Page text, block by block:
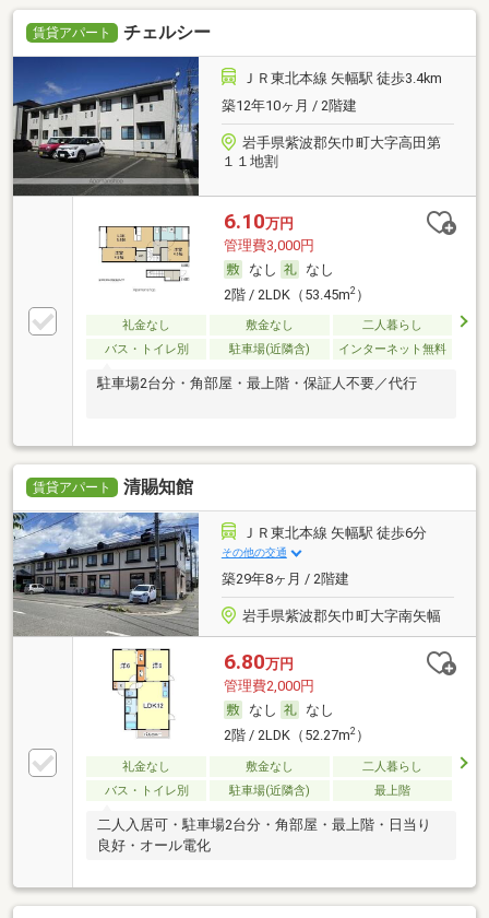
賃貸アパート チェルシー
ＪＲ東北本線 矢幅駅 徒歩3.4km
築12年10ヶ月 / 2階建
岩手県紫波郡矢巾町大字高田第
１１地割
6.10万円
管理費3,000円
なし
なし
2階 / 2LDK（53.45m2）
礼金なし 敷金なし
二人暮らし
バス・トイレ別
駐車場(近隣含) インターネット無料
駐車場2台分・角部屋・最上階・保証人不要／代行
賃貸アパート 清賜知館
ＪＲ東北本線 矢幅駅 徒歩6分
その他の交通
築29年8ヶ月 / 2階建
岩手県紫波郡矢巾町大字南矢幅
6.80万円
管理費2,000円
なし
なし
2階 / 2LDK（52.27m2）
礼金なし 敷金なし
二人暮らし
バス・トイレ別
駐車場(近隣含) 最上階
二人入居可・駐車場2台分・角部屋・最上階・日当り
良好・オール電化